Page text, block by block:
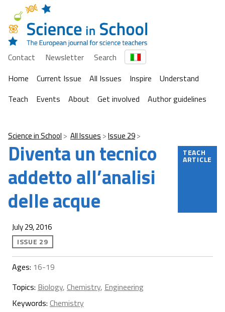
Contact Newsletter
Search
Home
Current Issue All Issues Inspire
Understand
Teach
Events About Get involved Author guidelines
Science in School All Issues Issue 29
Diventa un tecnico
addetto all’analisi
delle acque
TEACH
ARTICLE
July 29, 2016
ISSUE 29
Ages: 16-19
Topics: Biology, Chemistry, Engineering
Keywords: Chemistry